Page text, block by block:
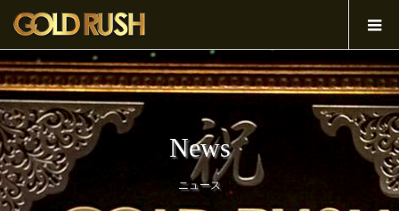
News
ニュース